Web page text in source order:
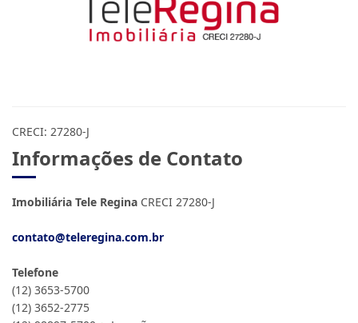
CRECI: 27280-J
Informações de Contato
Imobiliária Tele Regina CRECI 27280-J
contato@teleregina.com.br
Telefone
(12) 3653-5700
(12) 3652-2775